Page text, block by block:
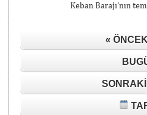
Keban Barajı’nın
«